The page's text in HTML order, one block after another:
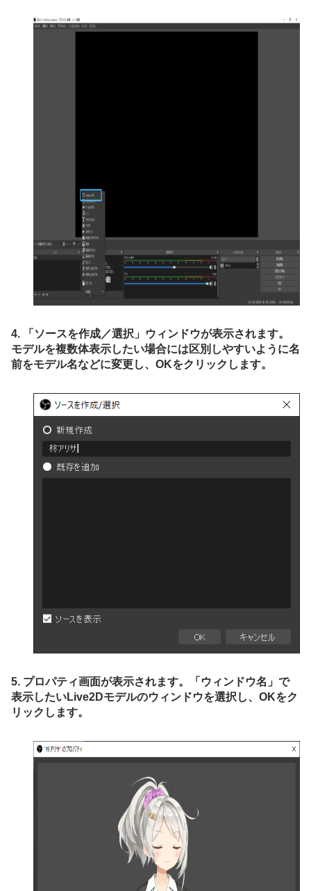
4. 「ソースを作成／選択」ウィンドウが表示されます。
モデルを複数体表示したい場合には区別しやすいように名
前をモデル名などに変更し、OKをクリックします。
5. プロパティ画面が表示されます。「ウィンドウ名」で
表示したいLive2Dモデルのウィンドウを選択し、OKをク
リックします。